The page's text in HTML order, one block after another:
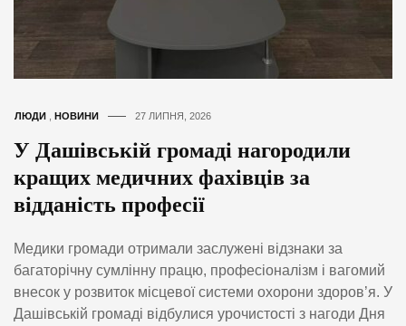
ЛЮДИ НОВИНИ 27 ЛИПНЯ, 2026
У Дашівській громаді нагородили
кращих медичних фахівців за
відданість професії
Медики громади отримали заслужені відзнаки за
багаторічну сумлінну працю, професіоналізм і вагомий
внесок у розвиток місцевої системи охорони здоров’я. У
Дашівській громаді відбулися урочистості з нагоди Дня